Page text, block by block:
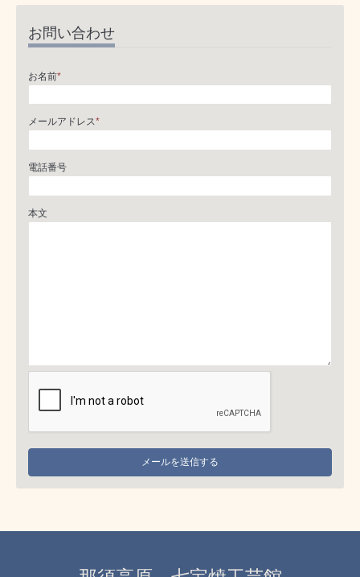
お問い合わせ
お名前*
メールアドレス*
電話番号
本文